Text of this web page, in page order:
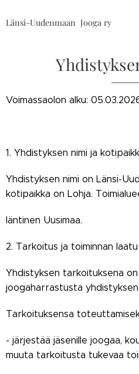
Länsi-Uudenmaan Jooga ry
Voimassaolon alku:
1. Yhdistyksen nimi ja
Yhdistyksen nimi on Länsi-
kotipaikka on Lohja.
läntinen Uusimaa.
2. Tarkoitus ja toiminnan laatu
Yhdistyksen tarkoituksena
joogaharrastusta yhdistyksen
Tarkoituksensa
- järjestää jäsenille joogaa,
muuta tarkoitusta tukevaa